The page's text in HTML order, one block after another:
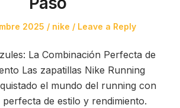
2025
Posted
nike Leave a Reply
La Combinación Perfecta de
Las zapatillas Nike Running
el mundo del running con
de estilo y rendimiento.